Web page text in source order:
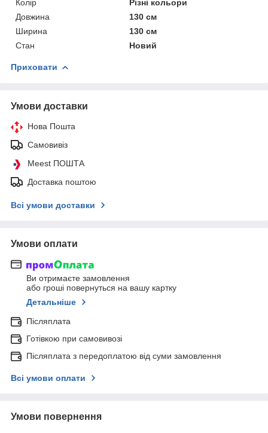
Колір
Різні кольори
Довжина
130 см
Ширина
130 см
Стан
Новий
Приховати
Умови доставки
Нова Пошта
Самовивіз
Meest ПОШТА
Доставка поштою
Всі умови доставки
Умови оплати
Ви отримаєте замовлення
або гроші повернуться на вашу картку
Детальніше
Післяплата
Готівкою при самовивозі
Післяплата з передоплатою від суми замовлення
Всі умови оплати
Умови повернення